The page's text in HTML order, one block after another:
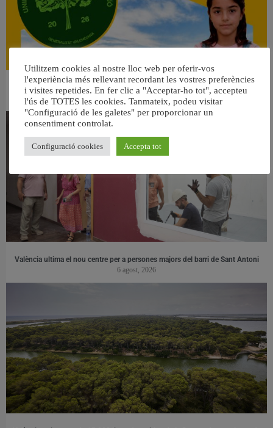
👀 Una mirada atenta puede marcar la diferencia.
31 juliol, 2026
València ultima el nou centre per a persones majors del barri de Sant Antoni
6 agost, 2026
Utilitzem cookies al nostre lloc web per oferir-vos
l'experiència més rellevant recordant les vostres preferències
i visites repetides. En fer clic a "Acceptar-ho tot", accepteu
l'ús de TOTES les cookies. Tanmateix, podeu visitar
"Configuració de les galetes" per proporcionar un
consentiment controlat.
Configuració cookies Accepta tot